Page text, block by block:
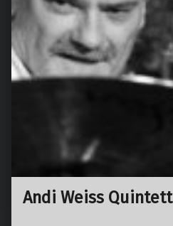
Andi Weiss Quintett